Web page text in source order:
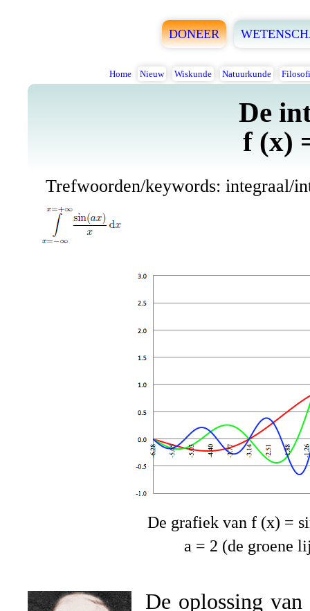
DONEER
Home Nieuw Wiskunde Natuurkunde
De
f (x)
Trefwoorden/keywords: integraal/
De grafiek van f (x) =
a = 2 (de groene
De oplossing